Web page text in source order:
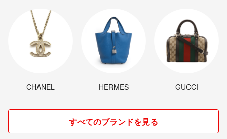
CHANEL HERMES GUCCI
すべてのブランドを見る